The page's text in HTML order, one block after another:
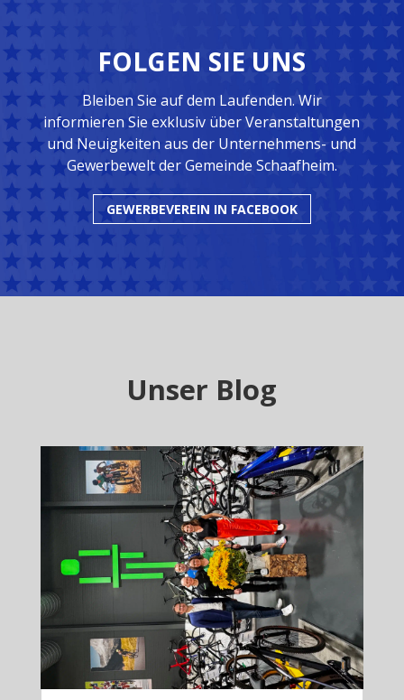
FOLGEN SIE UNS
Bleiben Sie auf dem Laufenden. Wir
informieren Sie exklusiv über Veranstaltungen
und Neuigkeiten aus der Unternehmens- und
Gewerbewelt der Gemeinde Schaafheim.
GEWERBEVEREIN IN FACEBOOK
Unser Blog